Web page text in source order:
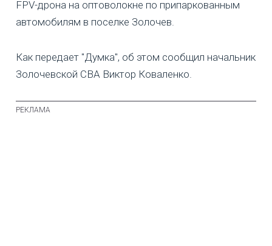
FPV-дрона на оптоволокне по припаркованным
автомобилям в поселке Золочев.
Как передает "Думка", об этом сообщил начальник
Золочевской СВА Виктор Коваленко.